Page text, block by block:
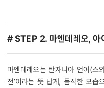
# STEP 2. 마엔데레오, 아
마엔데레오는 탄자니아 언어(스
전’이라는 뜻 답게, 듬직한 모습